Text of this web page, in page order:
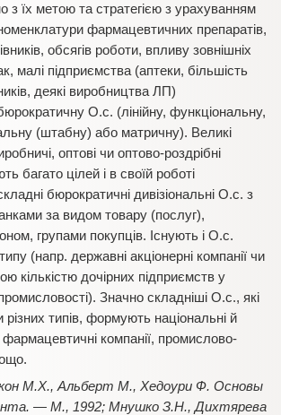
з їх метою та стратегією з урахуванням
фармацевтичних препаратів,
обсягів роботи, впливу зовнішніх
малі підприємства (аптеки, більшість
деякі виробництва ЛП)
О.с. (лінійну, функціональну,
(штабну) або матричну). Великі
оптові чи оптово-роздрібні
багато цілей і в своїй роботі
бюрократичні дивізіональні О.с. з
за видом товару (послуг),
групами покупців. Існують і О.с.
(напр. державні акціонерні компанії чи
кількістю дочірних підприємств у
Значно складніші О.с., які
різних типів, формують національні й
фармацевтичні компанії, промислово-
М.Х., Альберт М., Хедоури Ф. Основы
— М., 1992; Мнушко З.Н., Дихтярева